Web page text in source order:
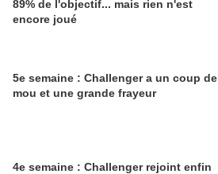
89% de l'objectif... mais rien n'est
encore joué
5e semaine : Challenger a un coup de
mou et une grande frayeur
4e semaine : Challenger rejoint enfin